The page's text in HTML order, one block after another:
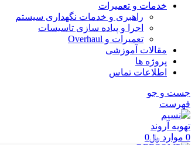
خدمات و تعمیرات
راهبری و خدمات نگهداری سیستم
اجرا و پیاده سازی تاسیسات
تعمیرات و Overhaul
مقالات آموزشی
پروژه ها
اطلاعات تماس
جست و جو
فهرست
0 موارد ﷼0